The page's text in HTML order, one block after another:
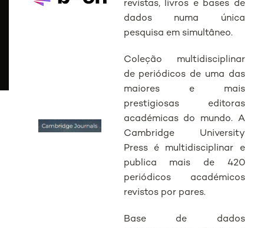
revistas, livros e bases de
dados numa única
pesquisa em simultâneo.
Coleção multidisciplinar
de periódicos de uma das
maiores e mais
prestigiosas editoras
académicas do mundo. A
Cambridge University
Press é multidisciplinar e
publica mais de 420
periódicos académicos
revistos por pares.
Base de dados